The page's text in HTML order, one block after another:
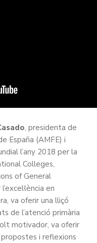
, presidenta de
España (AMFE) i
l’any 2018 per la
Colleges,
of General
en
va oferir una lliçó
de l’atenció primària
motivador, va oferir
i reflexions